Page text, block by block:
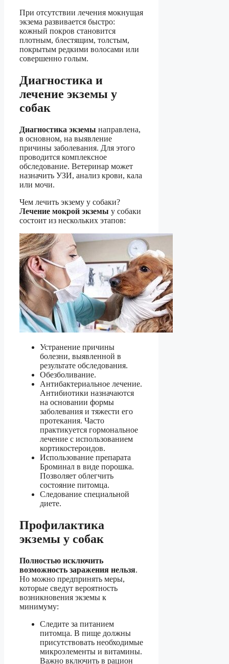
При отсутствии лечения мокнущая
экзема развивается быстро:
кожный покров становится
плотным, блестящим, толстым,
покрытым редкими волосами или
совершенно голым.
Диагностика и
лечение экземы у
собак
Диагностика экземы направлена,
в основном, на выявление
причины заболевания. Для этого
проводится комплексное
обследование. Ветеринар может
назначить УЗИ, анализ крови, кала
или мочи.
Чем лечить экзему у собаки?
Лечение мокрой экземы у собаки
состоит из нескольких этапов:
Устранение причины
болезни, выявленной в
результате обследования.
Обезболивание.
Антибактериальное лечение.
Антибиотики назначаются
на основании формы
заболевания и тяжести его
протекания. Часто
практикуется гормональное
лечение с использованием
кортикостероидов.
Использование препарата
Броминал в виде порошка.
Позволяет облегчить
состояние питомца.
Следование специальной
диете.
Профилактика
экземы у собак
Полностью исключить
возможность заражения нельзя.
Но можно предпринять меры,
которые сведут вероятность
возникновения экземы к
минимуму:
Следите за питанием
питомца. В пище должны
присутствовать необходимые
микроэлементы и витамины.
Важно включить в рацион